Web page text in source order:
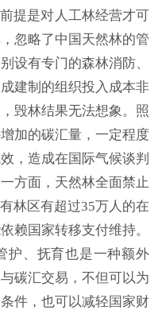
提是对人工林经营才可
忽略了中国天然林的管
设有专门的森林消防、
建制的组织投入成本非
毁林结果无法想象。照
加的碳汇量，一定程度
，造成在国际气候谈判
方面，天然林全面禁止
林区有超过35万人的在
赖国家转移支付维持。
护、抚育也是一种额外
碳汇交易，不但可以为
件，也可以减轻国家财